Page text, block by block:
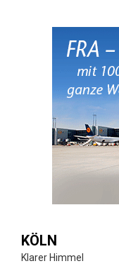
KÖLN
Klarer Himmel